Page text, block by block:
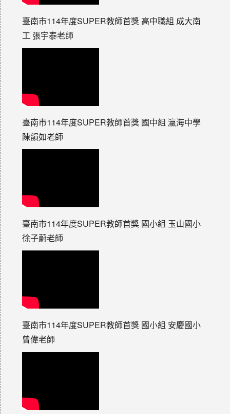
臺南市114年度SUPER教師首獎 高中職組 成大南
工 張宇泰老師
臺南市114年度SUPER教師首獎 國中組 瀛海中學
陳韻如老師
臺南市114年度SUPER教師首獎 國小組 玉山國小
徐子蔚老師
臺南市114年度SUPER教師首獎 國小組 安慶國小
曾偉老師